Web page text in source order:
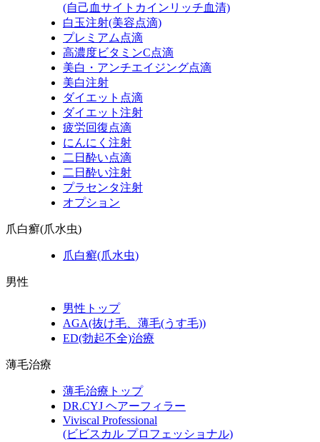
(自己血サイトカインリッチ血清)
白玉注射(美容点滴)
プレミアム点滴
高濃度ビタミンC点滴
美白・アンチエイジング点滴
美白注射
ダイエット点滴
ダイエット注射
疲労回復点滴
にんにく注射
二日酔い点滴
二日酔い注射
プラセンタ注射
オプション
爪白癬(爪水虫)
爪白癬(爪水虫)
男性
男性トップ
AGA(抜け毛、薄毛(うす毛))
ED(勃起不全)治療
薄毛治療
薄毛治療トップ
DR.CYJ ヘアーフィラー
Viviscal Professional
(ビビスカル プロフェッショナル)